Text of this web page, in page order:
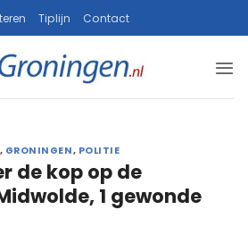
Tiplijn Contact
, GRONINGEN, POLITIE
de kop op de
1 gewonde